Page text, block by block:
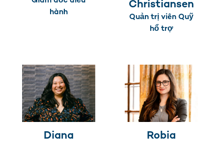
hành
Christiansen
Quản trị viên Quỹ
hổ trợ
Diana Robia